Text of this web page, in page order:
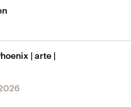
| arte |